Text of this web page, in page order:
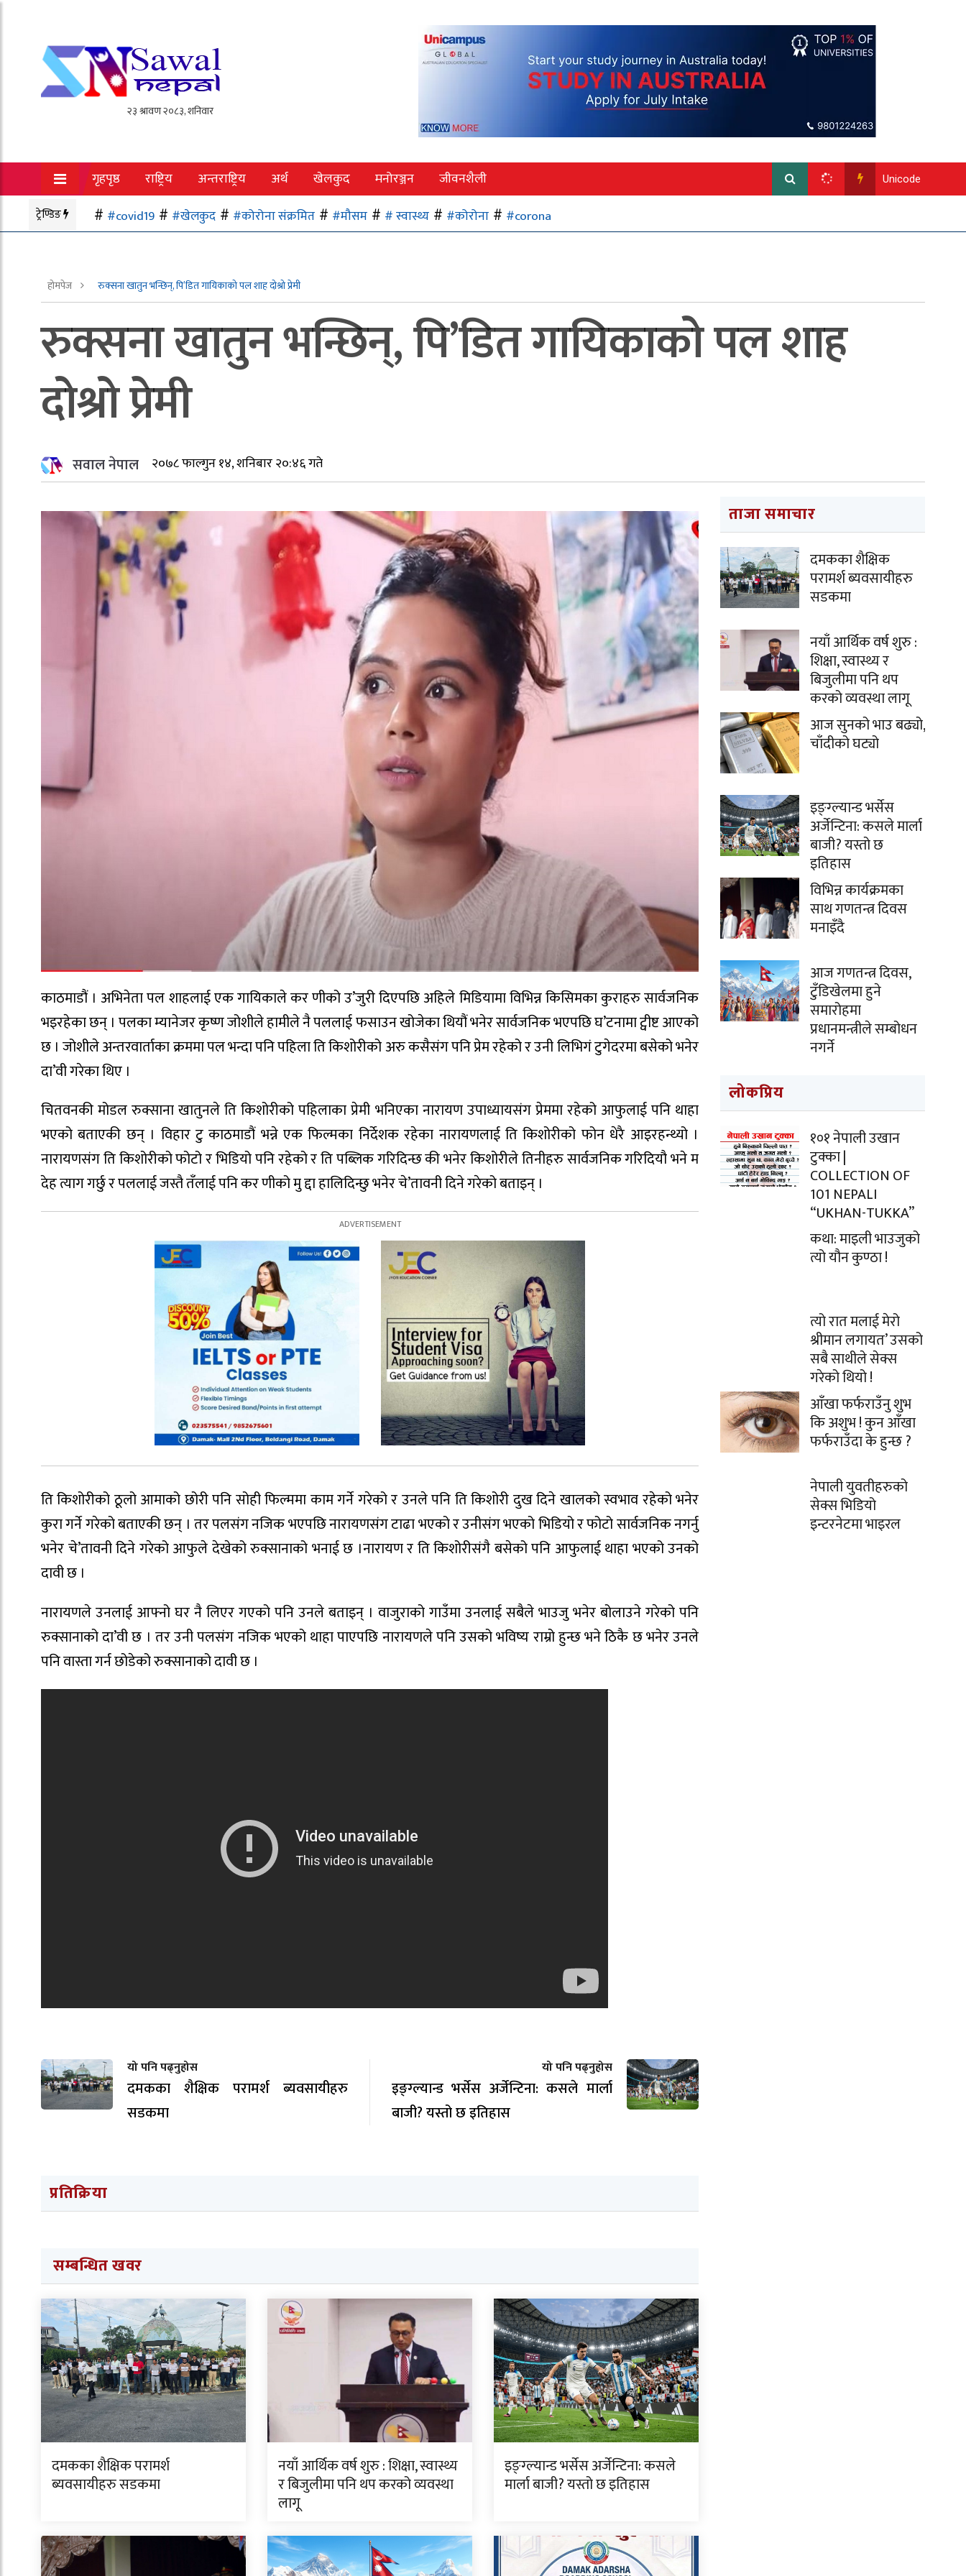
गृहपृष्ठ राष्ट्रिय अन्तराष्ट्रिय अर्थ खेलकुद मनोरञ्जन जीवनशैली Unicode
ट्रेण्डिङ #covid19 #खेलकुद #कोरोना संक्रमित #मौसम # स्वास्थ्य #कोरोना #corona
होमपेज रुक्सना खातुन भन्छिन्, पि’डित गायिकाको पल शाह दोश्रो प्रेमी
रुक्सना खातुन भन्छिन्, पि’डित गायिकाको पल शाह
दोश्रो प्रेमी
सवाल नेपाल २०७८ फाल्गुन १४, शनिबार २०:४६ गते
काठमाडौं । अभिनेता पल शाहलाई एक गायिकाले कर णीको उ’जुरी दिएपछि अहिले मिडियामा विभिन्न किसिमका कुराहरु सार्वजनिक
भइरहेका छन् । पलका म्यानेजर कृष्ण जोशीले हामीले नै पललाई फसाउन खोजेका थियौं भनेर सार्वजनिक भएपछि घ’टनामा ट्वीष्ट आएको
छ । जोशीले अन्तरवार्ताका क्रममा पल भन्दा पनि पहिला ति किशोरीको अरु कसैसंग पनि प्रेम रहेको र उनी लिभिगं टुगेदरमा बसेको भनेर
दा’वी गरेका थिए ।
चितवनकी मोडल रुक्साना खातुनले ति किशोरीको पहिलाका प्रेमी भनिएका नारायण उपाध्यायसंग प्रेममा रहेको आफुलाई पनि थाहा
भएको बताएकी छन् । विहार टु काठमाडौं भन्ने एक फिल्मका निर्देशक रहेका नारायणलाई ति किशोरीको फोन धेरै आइरहन्थ्यो ।
नारायणसंग ति किशोरीको फोटो र भिडियो पनि रहेको र ति पब्लिक गरिदिन्छ की भनेर किशोरीले तिनीहरु सार्वजनिक गरिदियौ भने म
देह त्याग गर्छु र पललाई जस्तै तँलाई पनि कर णीको मु द्दा हालिदिन्छु भनेर चे’तावनी दिने गरेको बताइन् ।
ति किशोरीको ठूलो आमाको छोरी पनि सोही फिल्ममा काम गर्ने गरेको र उनले पनि ति किशोरी दुख दिने खालको स्वभाव रहेको भनेर
कुरा गर्ने गरेको बताएकी छन् । तर पलसंग नजिक भएपछि नारायणसंग टाढा भएको र उनीसंग भएको भिडियो र फोटो सार्वजनिक नगर्नु
भनेर चे’तावनी दिने गरेको आफुले देखेको रुक्सानाको भनाई छ ।नारायण र ति किशोरीसंगै बसेको पनि आफुलाई थाहा भएको उनको
दावी छ ।
नारायणले उनलाई आफ्नो घर नै लिएर गएको पनि उनले बताइन् । वाजुराको गाउँमा उनलाई सबैले भाउजु भनेर बोलाउने गरेको पनि
रुक्सानाको दा’वी छ । तर उनी पलसंग नजिक भएको थाहा पाएपछि नारायणले पनि उसको भविष्य राम्रो हुन्छ भने ठिकै छ भनेर उनले
पनि वास्ता गर्न छोडेको रुक्सानाको दावी छ ।
यो पनि पढ्नुहोस
दमकका शैक्षिक परामर्श ब्यवसायीहरु
सडकमा
यो पनि पढ्नुहोस
इङ्ग्ल्यान्ड भर्सेस अर्जेन्टिना: कसले मार्ला
बाजी? यस्तो छ इतिहास
प्रतिक्रिया
सम्बन्धित खवर
दमकका शैक्षिक परामर्श
ब्यवसायीहरु सडकमा
नयाँ आर्थिक वर्ष शुरु : शिक्षा, स्वास्थ्य
र बिजुलीमा पनि थप करको व्यवस्था
लागू
इङ्ग्ल्यान्ड भर्सेस अर्जेन्टिना: कसले
मार्ला बाजी? यस्तो छ इतिहास
ताजा समाचार
दमकका शैक्षिक
परामर्श ब्यवसायीहरु
सडकमा
नयाँ आर्थिक वर्ष शुरु :
शिक्षा, स्वास्थ्य र
बिजुलीमा पनि थप
करको व्यवस्था लागू
आज सुनको भाउ बढ्यो,
चाँदीको घट्यो
इङ्ग्ल्यान्ड भर्सेस
अर्जेन्टिना: कसले मार्ला
बाजी? यस्तो छ
इतिहास
विभिन्न कार्यक्रमका
साथ गणतन्त्र दिवस
मनाइँदै
आज गणतन्त्र दिवस,
टुँडिखेलमा हुने
समारोहमा
प्रधानमन्त्रीले सम्बोधन
नगर्ने
लोकप्रिय
१०१ नेपाली उखान
टुक्का |
COLLECTION OF
101 NEPALI
“UKHAN-TUKKA”
कथा: माइली भाउजुको
त्यो यौन कुण्ठा !
त्यो रात मलाई मेरो
श्रीमान लगायत’ उसको
सबै साथीले सेक्स
गरेको थियो !
आँखा फर्फराउँनु शुभ
कि अशुभ ! कुन आँखा
फर्फराउँदा के हुन्छ ?
नेपाली युवतीहरुको
सेक्स भिडियो
इन्टरनेटमा भाइरल